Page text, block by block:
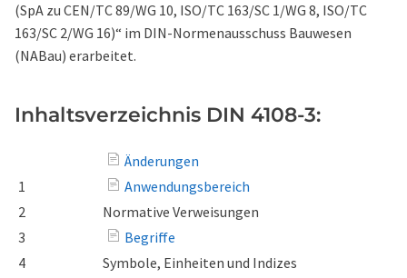
(SpA zu CEN/TC 89/WG 10, ISO/TC 163/SC 1/WG 8, ISO/TC
163/SC 2/WG 16)“ im DIN-Normenausschuss Bauwesen
(NABau) erarbeitet.
Inhaltsverzeichnis DIN 4108-3:
Änderungen
1
Anwendungsbereich
2
Normative Verweisungen
3
Begriffe
4
Symbole, Einheiten und Indizes